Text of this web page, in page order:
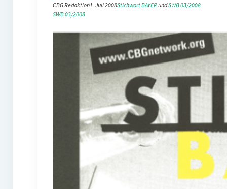
CBG Redaktion1. Juli 2008Stichwort BAYER und SWB 03/2008
SWB 03/2008